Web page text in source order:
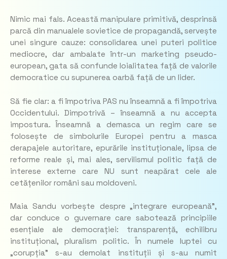
Nimic mai fals. Această manipulare primitivă, desprinsă
parcă din manualele sovietice de propagandă, servește
unei singure cauze: consolidarea unei puteri politice
mediocre, dar ambalate într-un marketing pseudo-
european, gata să confunde loialitatea față de valorile
democratice cu supunerea oarbă față de un lider.
Să fie clar: a fi împotriva PAS nu înseamnă a fi împotriva
Occidentului. Dimpotrivă – înseamnă a nu accepta
impostura. Înseamnă a demasca un regim care se
folosește de simbolurile Europei pentru a masca
derapajele autoritare, epurările instituționale, lipsa de
reforme reale și, mai ales, servilismul politic față de
interese externe care NU sunt neapărat cele ale
cetățenilor români sau moldoveni.
Maia Sandu vorbește despre „integrare europeană”,
dar conduce o guvernare care sabotează principiile
esențiale ale democrației: transparență, echilibru
instituțional, pluralism politic. În numele luptei cu
„corupția” s-au demolat instituții și s-au numit